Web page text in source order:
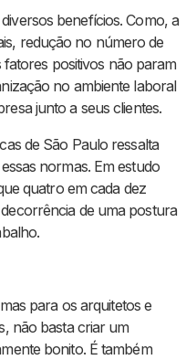
benefícios. Como, a
redução no número de
positivos não param
no ambiente laboral
junto a seus clientes.
de São Paulo ressalta
normas. Em estudo
quatro em cada dez
de uma postura
para os arquitetos e
não basta criar um
bonito. É também